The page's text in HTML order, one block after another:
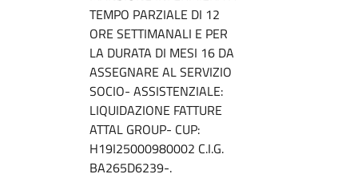
TEMPO PARZIALE DI 12
ORE SETTIMANALI E PER
LA DURATA DI MESI 16 DA
ASSEGNARE AL SERVIZIO
SOCIO- ASSISTENZIALE:
LIQUIDAZIONE FATTURE
ATTAL GROUP- CUP:
H19I25000980002 C.I.G.
BA265D6239-.